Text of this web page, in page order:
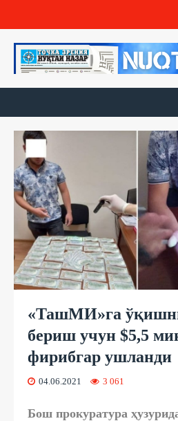
«ТашМИ»га
бериш учун $5,5
фирибгар ушланди
04.06.2021 3 061
Бош прокуратура